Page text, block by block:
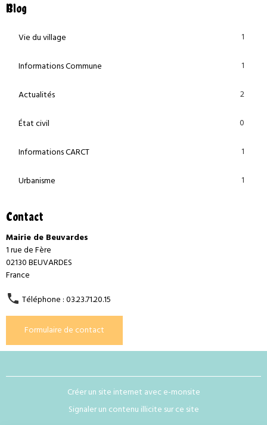
Blog
Vie du village 1
Informations Commune 1
Actualités 2
État civil 0
Informations CARCT 1
Urbanisme 1
Contact
Mairie de Beuvardes
1 rue de Fère
02130 BEUVARDES
France
Téléphone : 03.23.71.20.15
Formulaire de contact
Créer un site internet avec e-monsite
Signaler un contenu illicite sur ce site